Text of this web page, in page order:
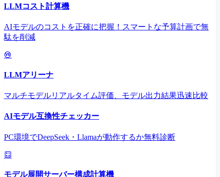
LLMコスト計算機
AIモデルのコストを正確に把握！スマートな予算計画で無
駄を削減
LLMアリーナ
マルチモデルリアルタイム評価、モデル出力結果迅速比較
AIモデル互換性チェッカー
PC環境でDeepSeek・Llamaが動作するか無料診断
モデル展開サーバー構成計算機